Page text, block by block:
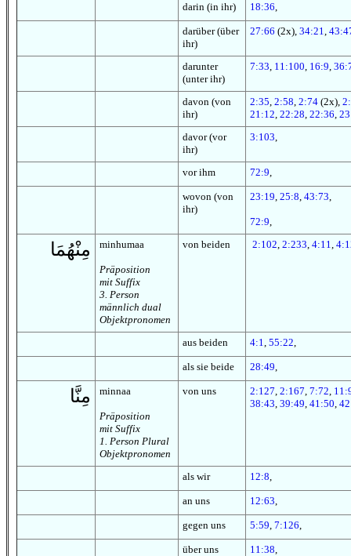
darin (in ihr) 18:36,
darüber (über
ihr)
27:66 (2x), 34:21,
darunter
(unter ihr)
7:33, 11:100, 16:9,
davon (von
ihr)
2:35, 2:58, 2:74 (2x),
21:12, 22:28, 22:36,
davor (vor
ihr)
3:103,
vor ihm 72:9,
wovon (von
ihr)
23:19, 25:8, 43:73,
72:9,
مِنْهُمَا minhumaa
Präposition
mit Suffix
3. Person
männlich dual
Objektpronomen
von beiden 2:102, 2:233, 4:11,
aus beiden 4:1, 55:22,
als sie beide 28:49,
مِنَّا minnaa
Präposition
mit Suffix
1. Person Plural
Objektpronomen
von uns 2:127, 2:167, 7:72,
38:43, 39:49, 41:50,
als wir 12:8,
an uns 12:63,
gegen uns 5:59, 7:126,
über uns 11:38,